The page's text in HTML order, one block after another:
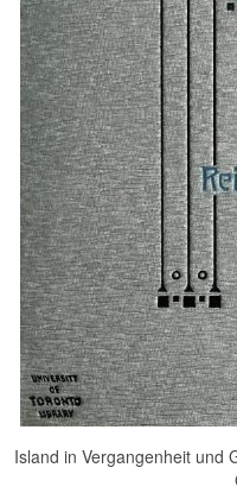
Island in Vergangenheit und